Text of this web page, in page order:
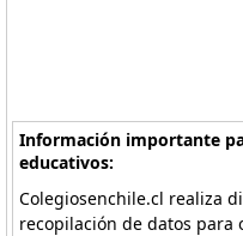
Información importante
educativos:
Colegiosenchile.cl realiza
recopilación de datos para